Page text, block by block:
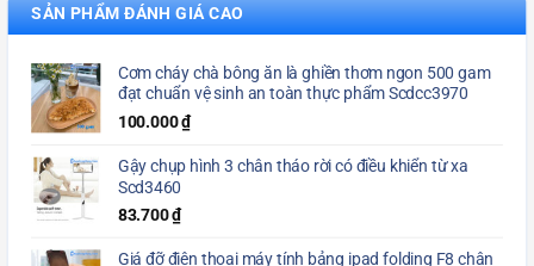
SẢN PHẨM ĐÁNH GIÁ CAO
Cơm cháy chà bông ăn là ghiền thơm ngon 500 gam
đạt chuẩn vệ sinh an toàn thực phẩm Scdcc3970
100.000₫
Gậy chụp hình 3 chân tháo rời có điều khiển từ xa
Scd3460
83.700₫
Giá đỡ điện thoại máy tính bảng ipad folding F8 chân